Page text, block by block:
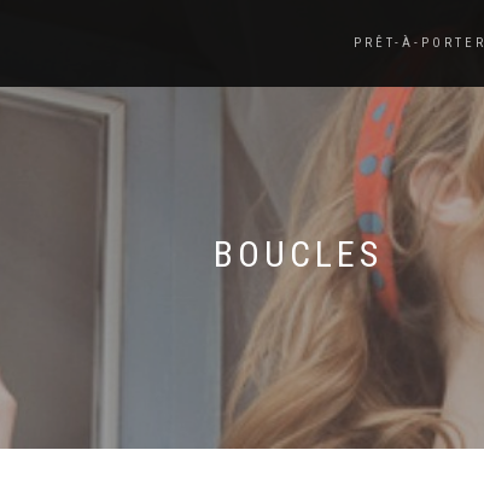
PRÊT-À-PORTER
BOUCLES